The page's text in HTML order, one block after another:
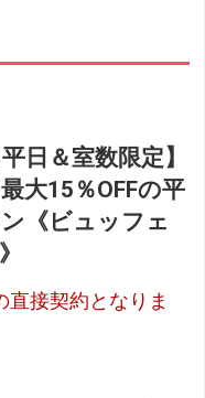
日＆室数限定】
大15％OFFの平
《ビュッフェ
直接契約となりま